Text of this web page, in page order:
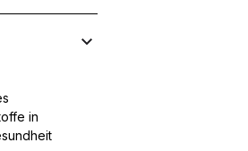
in
zu speichern, die die Art und
bevorzugte Sprache oder die Region,